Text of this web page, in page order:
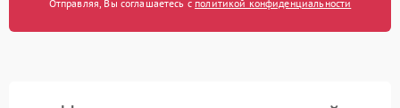
Отправляя, Вы соглашаетесь с политикой конфиденциальности